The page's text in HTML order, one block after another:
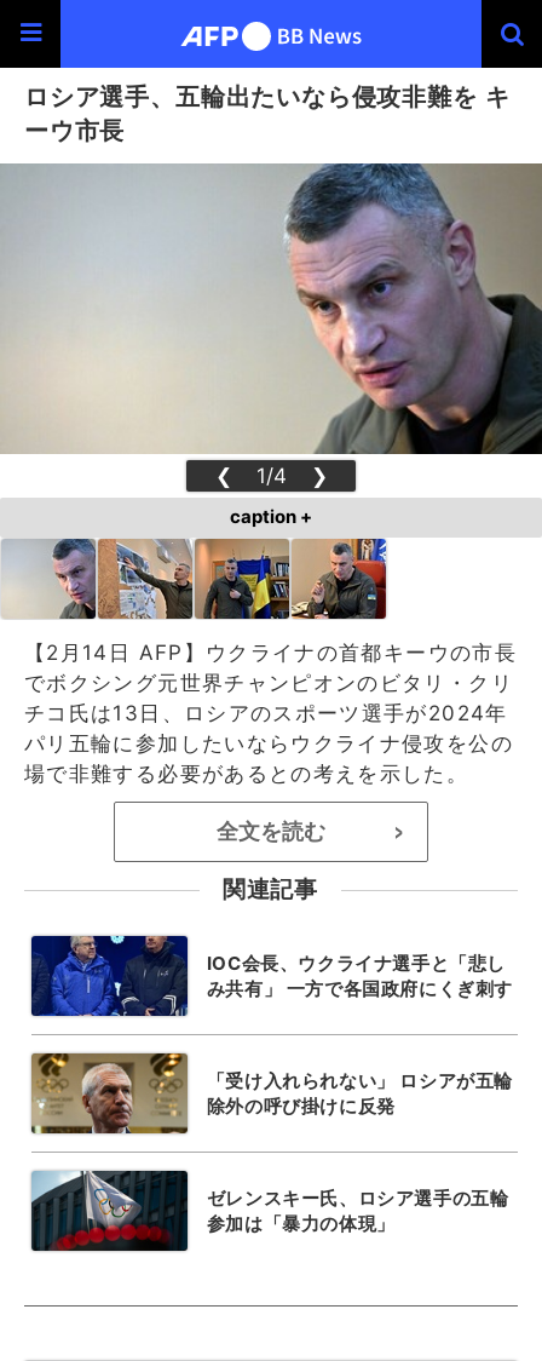
ロシア選手、五輪出たいなら侵攻非難を キ
ーウ市長
❮ 1/4 ❯
caption +
【2月14日 AFP】ウクライナの首都キーウの市長
でボクシング元世界チャンピオンのビタリ・クリ
チコ氏は13日、ロシアのスポーツ選手が2024年
パリ五輪に参加したいならウクライナ侵攻を公の
場で非難する必要があるとの考えを示した。
全文を読む >
関連記事
IOC会長、ウクライナ選手と「悲し
み共有」 一方で各国政府にくぎ刺す
「受け入れられない」 ロシアが五輪
除外の呼び掛けに反発
ゼレンスキー氏、ロシア選手の五輪
参加は「暴力の体現」